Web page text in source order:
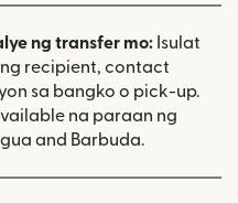
ng transfer mo: Isulat
recipient, contact
sa bangko o pick-up.
na paraan ng
and Barbuda.